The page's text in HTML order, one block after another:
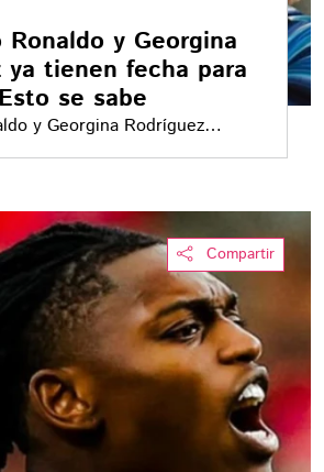
Ronaldo y Georgina
ya tienen fecha para
se sabe
y Georgina Rodríguez
expectativa por su posible
la fecha y el lugar
Compartir